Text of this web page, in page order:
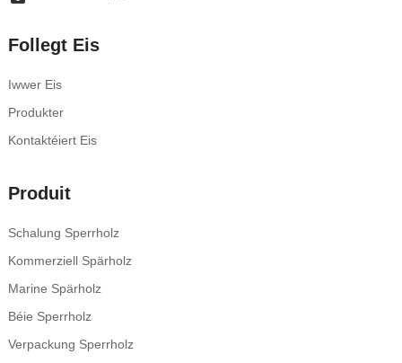
Follegt Eis
Iwwer Eis
Produkter
Kontaktéiert Eis
Produit
Schalung Sperrholz
Kommerziell Spärholz
Marine Spärholz
Béie Sperrholz
Verpackung Sperrholz